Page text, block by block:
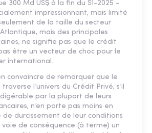
300 Md US$ à la fin du S1-2025 –
impressionnant, mais limité
de la taille du secteur
mais des principales
ne signifie pas que le crédit
être un vecteur de choc pour le
international.
convaincre de remarquer que le
l’univers du Crédit Privé, s’il
par la plupart de leurs
n’en porte pas moins en
de durcissement de leur conditions
de conséquence (à terme) un